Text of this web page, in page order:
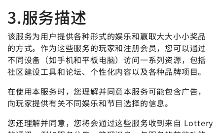
3.服务描述
该服务为用户提供各种形式的娱乐和赢取大大小小奖品
的方式。作为这些服务的玩家和注册会员，您可以通过
不同设备（如手机和平板电脑）访问一系列资源，包括
社区建设工具和论坛、个性化内容以及各种品牌项目。
在使用本服务时，您理解并同意本服务可能包含广告，
向玩家提供有关不同娱乐和节目选择的信息。
您还理解并同意，您将会通过这些服务收到来自 Lottery